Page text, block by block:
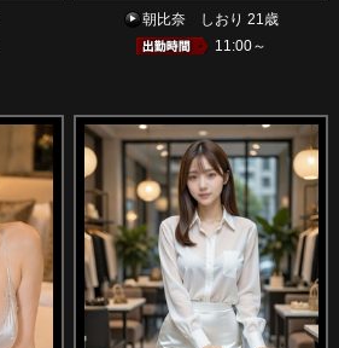
朝比奈 しおり 21歳
11:00～